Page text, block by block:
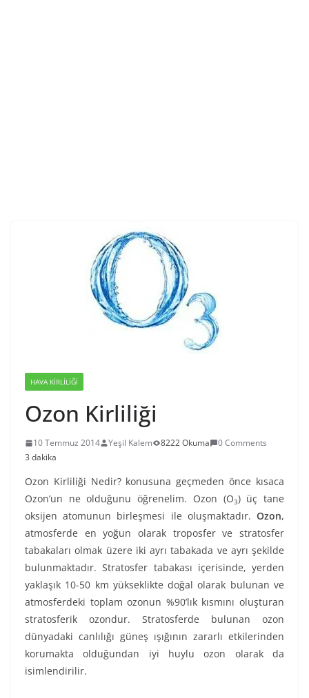
HAVA KIRLILIĞI
Ozon Kirliliği
10 Temmuz 2014 Yeşil Kalem 8222 Okuma
0 Comments
3 dakika
Ozon Kirliliği Nedir? konusuna geçmeden önce kısaca
Ozon’un ne olduğunu öğrenelim. Ozon (O3) üç tane
oksijen atomunun birleşmesi ile oluşmaktadır. Ozon,
atmosferde en yoğun olarak troposfer ve stratosfer
tabakaları olmak üzere iki ayrı tabakada ve ayrı şekilde
bulunmaktadır. Stratosfer tabakası içerisinde, yerden
yaklaşık 10-50 km yükseklikte doğal olarak bulunan ve
atmosferdeki toplam ozonun %90’lık kısmını oluşturan
stratosferik ozondur. Stratosferde bulunan ozon
dünyadaki canlılığı güneş ışığının zararlı etkilerinden
korumakta olduğundan iyi huylu ozon olarak da
isimlendirilir.